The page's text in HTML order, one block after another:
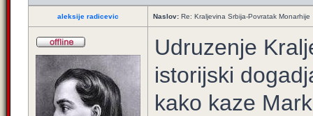
aleksije radicevic Naslov: Re: Kraljevina Srbija-Povratak Monarhije
Udruzenje
istorijski
kako kaze